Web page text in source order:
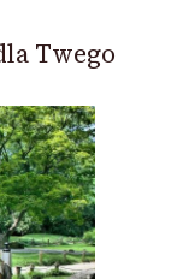
Twego